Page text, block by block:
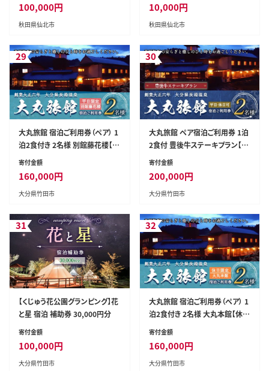
100,000円
秋田県仙北市
10,000円
秋田県仙北市
29
大丸旅館 宿泊ご利用券（ペア） 1
泊2食付き 2名様 別館藤花楼【平
日】
寄付金額
160,000円
大分県竹田市
30
大丸旅館 ペア宿泊ご利用券 1泊
2食付 豊後牛ステーキプラン【平
日、休日可】
寄付金額
200,000円
大分県竹田市
31
【くじゅう花公園グランピング】花
と星 宿泊 補助券 30,000円分
寄付金額
100,000円
大分県竹田市
32
大丸旅館 宿泊ご利用券（ペア） 1
泊2食付き 2名様 大丸本館【休
寄付金額
160,000円
大分県竹田市